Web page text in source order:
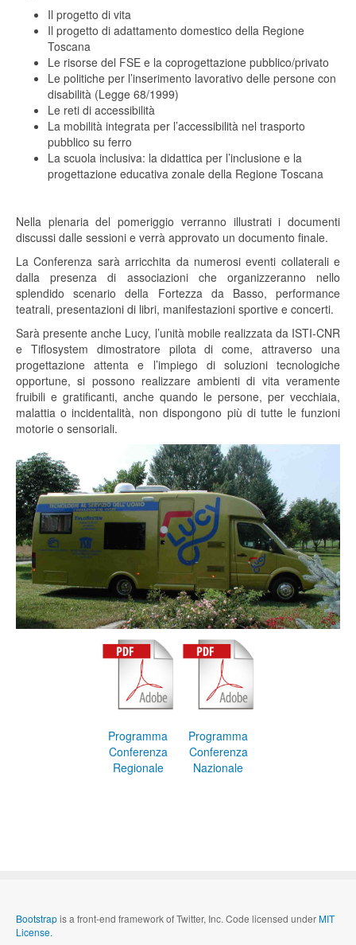
Il progetto di vita
Il progetto di adattamento domestico della Regione
Toscana
Le risorse del FSE e la coprogettazione pubblico/privato
Le politiche per l’inserimento lavorativo delle persone con
disabilità (Legge 68/1999)
Le reti di accessibilità
La mobilità integrata per l’accessibilità nel trasporto
pubblico su ferro
La scuola inclusiva: la didattica per l’inclusione e la
progettazione educativa zonale della Regione Toscana
Nella plenaria del pomeriggio verranno illustrati i documenti
discussi dalle sessioni e verrà approvato un documento finale.
La Conferenza sarà arricchita da numerosi eventi collaterali e
dalla presenza di associazioni che organizzeranno nello
splendido scenario della Fortezza da Basso, performance
teatrali, presentazioni di libri, manifestazioni sportive e concerti.
Sarà presente anche Lucy, l’unità mobile realizzata da ISTI-CNR
e Tiflosystem dimostratore pilota di come, attraverso una
progettazione attenta e l’impiego di soluzioni tecnologiche
opportune, si possono realizzare ambienti di vita veramente
fruibili e gratificanti, anche quando le persone, per vecchiaia,
malattia o incidentalità, non dispongono più di tutte le funzioni
motorie o sensoriali.
Programma
Conferenza
Regionale
Programma
Conferenza
Nazionale
Bootstrapis a front-end framework of Twitter, Inc. Code licensed underMIT
License.